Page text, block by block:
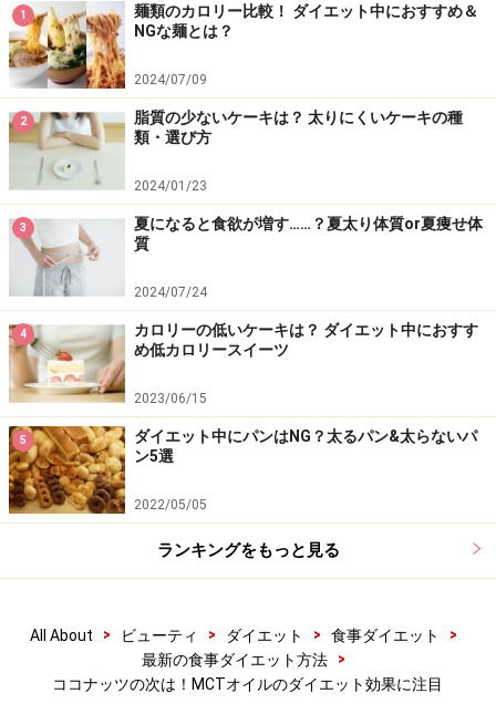
トン体が効率よく作られ、脂肪を燃焼させてダイエット
につながるというわけです。
■空腹感が和らぐ
「MCTオイル」を摂取することで、ケトン体をエネルギ
ー源にできるため、ブドウ糖を温存できるのもメリット
です。
これにより血糖値が維持されるので、お腹がすきにくく
なり、間食が減ったり食事量を自然にセーブできる
にもつながります。また、ダイエットに運動を取り入れ
る場合は、疲れにくくなるという効果も期待できます。
■腸内環境改善で便秘解消
中鎖脂肪酸には水溶性の植物繊維ペクチンも豊富に含ま
す。
また水分を含んで便を柔らかくしてくれるため、便秘解
1
麺類のカロリー比較！ ダイエット中におすすめ＆
NGな麺とは？
2024/07/09
2
脂質の少ないケーキは？ 太りにくいケーキの種
類・選び方
2024/01/23
3
夏になると食欲が増す……？夏太り体質or夏痩せ体
質
2024/07/24
4
カロリーの低いケーキは？ ダイエット中におすす
め低カロリースイーツ
2023/06/15
5
ダイエット中にパンはNG？太るパン&太らないパ
ン5選
2022/05/05
ランキングをもっと見る
All About > ビューティ > ダイエット > 食事ダイエット
>
最新の食事ダイエット方法
>
ココナッツの次は！MCTオイルのダイエット効果に注目